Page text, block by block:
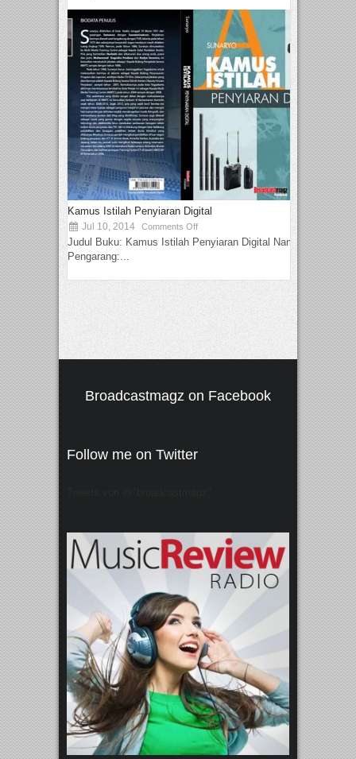
Kamus Istilah Penyiaran Digital
Jul 10, 2014 Comments Off
Judul Buku: Kamus Istilah Penyiaran Digital Nama
Pengarang:...
Broadcastmagz on Facebook
Follow me on Twitter